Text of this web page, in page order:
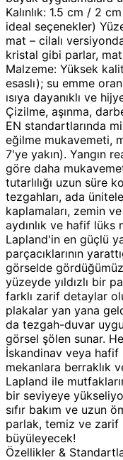
Kalınlık: 1.5 cm / 2
ideal seçenekler)
mat – cilalı versiyonda
kristal gibi parlar,
Malzeme: Yüksek
esaslı); su emme
ısıya dayanıklı ve
Çizilme, aşınma,
EN standartlarında
eğilme mukavemeti,
7'ye yakın). Yangın
göre daha
tutarlılığı uzun süre
tezgahları, ada
kaplamaları, zemin
aydınlık ve hafif lüks
Lapland'in en güçlü
parçacıklarının
görselde
yüzeyde yıldızlı bir
farklı zarif detaylar
plakalar yan yana
da tezgah-duvar
görsel şölen sunar.
İskandinav veya
mekanlara berraklık
Lapland ile
bir seviyeye
sıfır bakım ve uzun
parlak, temiz ve zarif
büyüleyecek!
Özellikler &